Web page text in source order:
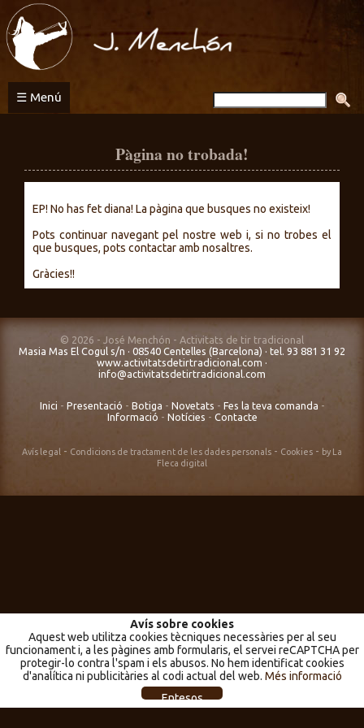
Avís sobre cookies
Aquest web utilitza cookies tècniques necessàries per al seu
funcionament i, a les pàgines amb formularis, el servei reCAPTCHA per
protegir-lo contra l'spam i els abusos. No hem identificat cookies
d'analítica ni publicitàries al codi actual del web. Més informació
Entesos
Activitats
de
tir
tradicional
☰ Menú
Pàgina no trobada!
EP! No has fet diana! La pàgina que busques no existeix!
Pots continuar navegant pel nostre web i, si no trobes el
que busques, pots contactar amb nosaltres.
Gràcies!!
© 2026 - José Menchón - Activitats de tir tradicional
Masia Mas El Cogul s/n · 08540 Centelles (Barcelona) · tel. 93 881 31 92
www.activitatsdetirtradicional.com ·
info@activitatsdetirtradicional.com
Inici - Presentació - Botiga - Novetats - Fes la teva comanda -
Informació - Notícies - Contacte
Avís legal - Condicions de tractament de les dades personals - Cookies - by La
Fleca digital